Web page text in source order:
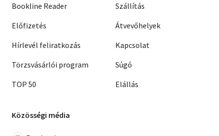
Bookline Reader
Előfizetés
Hírlevél feliratkozás
Törzsvásárlói program
TOP 50
Szállítás
Átvevőhelyek
Kapcsolat
Súgó
Elállás
Közösségi média